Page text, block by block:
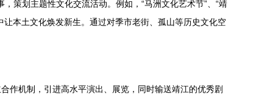
策划主题性文化交流活动。例如，“马洲文化艺术节”、“靖
本土文化焕发新生。通过对季市老街、孤山等历史文化空
作机制，引进高水平演出、展览，同时输送靖江的优秀剧